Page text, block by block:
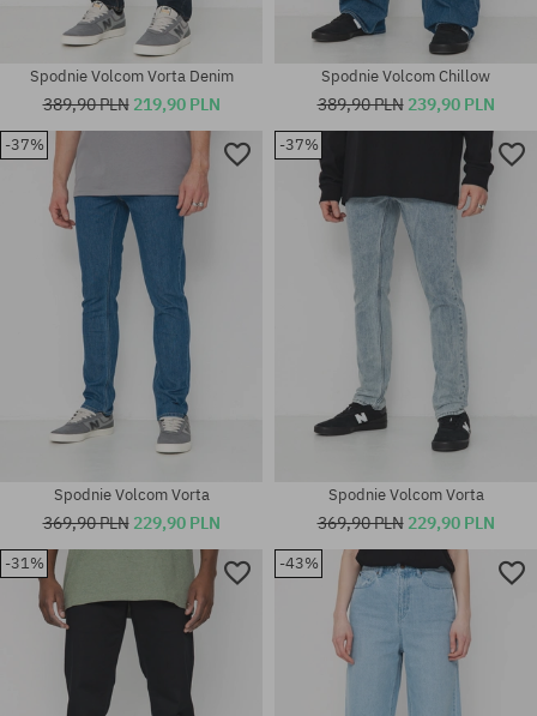
Dostępne rozmiary:
32X32; 32X34
Dostępne rozmiary:
31; 32
Dostępne rozmiary:
30X32; 31X32
Spodnie Volcom Vorta Denim
389,90 PLN 219,90 PLN
Dostępne rozmiary:
30; 31; 32; 34
Spodnie Volcom Chillow
389,90 PLN 239,90 PLN
-37%
Spodnie Volcom Vorta
369,90 PLN 229,90 PLN
-37%
Spodnie Volcom Vorta
369,90 PLN 229,90 PLN
-31% -43%